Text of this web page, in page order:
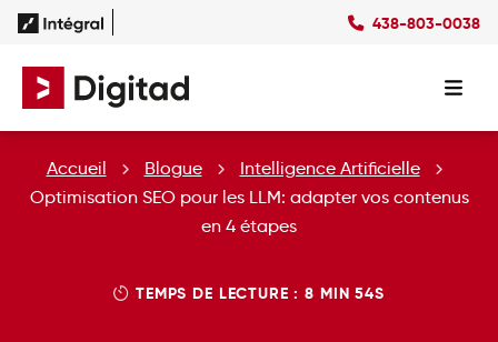
438-803-0038
SEM
Social Ads
Forfaits SEM
Forfaits Display
Forfaits Social Ads
SuccèsCultureRessourcesEN
Accueil Blogue
Intelligence Artificielle
Optimisation SEO pour les LLM: adapter vos contenus
en 4 étapes
TEMPS DE LECTURE : 8 MIN 54S